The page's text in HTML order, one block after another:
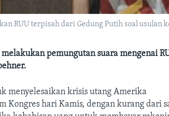
RUU terpisah dari Gedung Putih soal usulan
pemungutan suara mengenai
menyelesaikan krisis utang Amerika
Kongres hari Kamis, dengan kurang dari